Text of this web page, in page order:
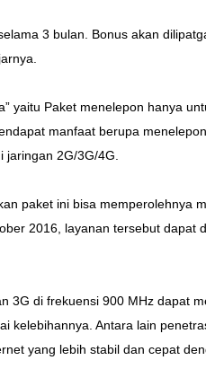
3 bulan. Bonus akan
yaitu Paket menelepon hanya
manfaat berupa
jaringan 2G/3G/4G.
paket ini bisa memperolehnya
2016, layanan tersebut dapat
3G di frekuensi 900 MHz dapat
kelebihannya. Antara lain
yang lebih stabil dan cepat